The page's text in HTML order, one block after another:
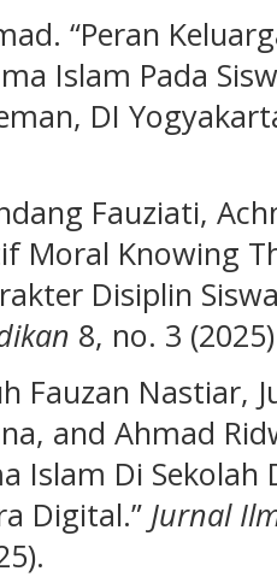
“Peran
Islam Pada
DI
Fauziati,
Moral Knowing
Disiplin
8, no. 3
Fauzan Nastiar,
and Ahmad
Islam Di
Digital.” Jurnal